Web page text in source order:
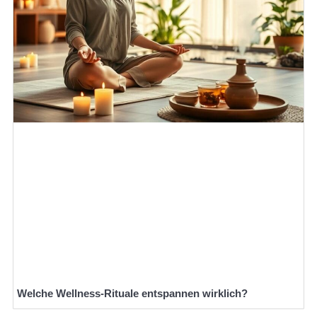
Welche Wellness-Rituale entspannen wirklich?